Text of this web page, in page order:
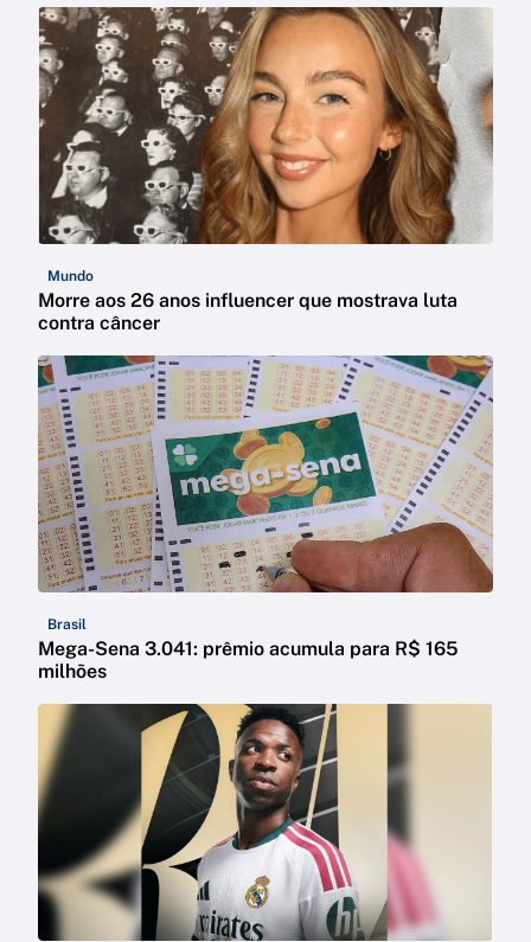
Mundo
Morre aos 26 anos influencer que mostrava luta
contra câncer
Brasil
Mega-Sena 3.041: prêmio acumula para R$ 165
milhões